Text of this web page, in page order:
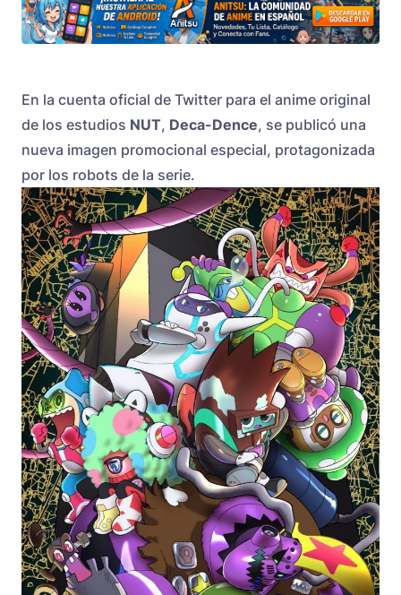
En la cuenta oficial de Twitter para el anime original
de los estudios NUT, Deca-Dence, se publicó una
nueva imagen promocional especial, protagonizada
por los robots de la serie.